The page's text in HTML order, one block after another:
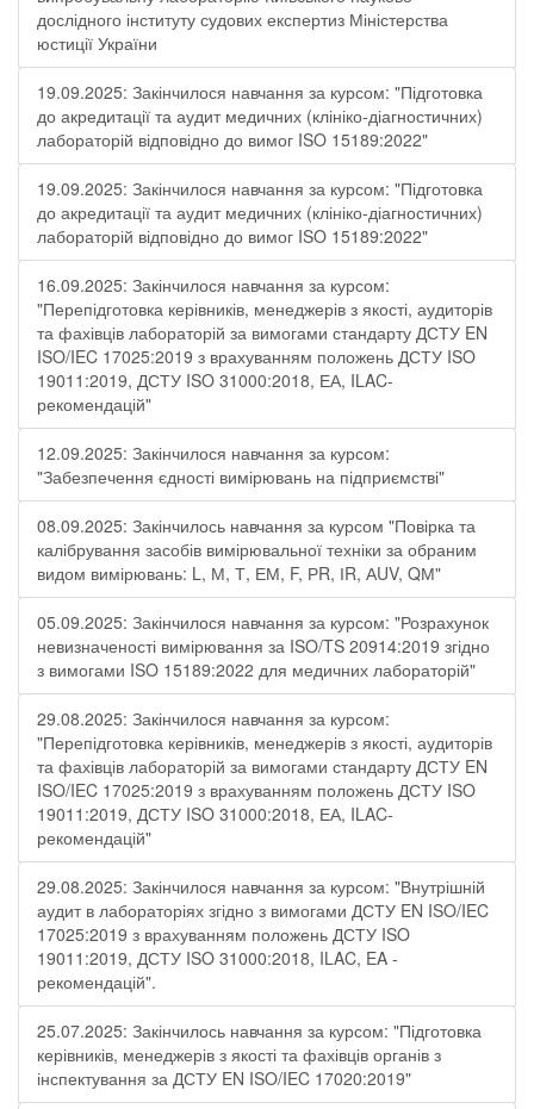
дослідного інституту судових експертиз Міністерства
юстиції України
19.09.2025: Закінчилося навчання за курсом: "Підготовка
до акредитації та аудит медичних (клініко-діагностичних)
лабораторій відповідно до вимог ISO 15189:2022"
19.09.2025: Закінчилося навчання за курсом: "Підготовка
до акредитації та аудит медичних (клініко-діагностичних)
лабораторій відповідно до вимог ISO 15189:2022"
16.09.2025: Закінчилося навчання за курсом:
"Перепідготовка керівників, менеджерів з якості, аудиторів
та фахівців лабораторій за вимогами стандарту ДСТУ EN
ISO/IEC 17025:2019 з врахуванням положень ДСТУ ISO
19011:2019, ДСТУ ISO 31000:2018, ЕА, ILAC-
рекомендацій"
12.09.2025: Закінчилося навчання за курсом:
"Забезпечення єдності вимірювань на підприємстві"
08.09.2025: Закінчилось навчання за курсом "Повірка та
калібрування засобів вимірювальної техніки за обраним
видом вимірювань: L, М, Т, ЕМ, F, РR, ІR, АUV, QМ"
05.09.2025: Закінчилося навчання за курсом: "Розрахунок
невизначеності вимірювання за ISO/TS 20914:2019 згідно
з вимогами ISO 15189:2022 для медичних лабораторій"
29.08.2025: Закінчилося навчання за курсом:
"Перепідготовка керівників, менеджерів з якості, аудиторів
та фахівців лабораторій за вимогами стандарту ДСТУ EN
ISO/IEC 17025:2019 з врахуванням положень ДСТУ ISO
19011:2019, ДСТУ ISO 31000:2018, ЕА, ILAC-
рекомендацій"
29.08.2025: Закінчилося навчання за курсом: "Внутрішній
аудит в лабораторіях згідно з вимогами ДСТУ EN ISO/IEC
17025:2019 з врахуванням положень ДСТУ ISO
19011:2019, ДСТУ ISO 31000:2018, ILAC, EA -
рекомендацій".
25.07.2025: Закінчилось навчання за курсом: "Підготовка
керівників, менеджерів з якості та фахівців органів з
інспектування за ДСТУ EN ISO/IEC 17020:2019"